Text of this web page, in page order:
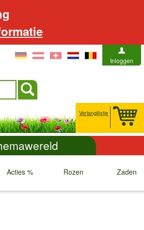
Inloggen
Verlanglijstje
Acties % Rozen
↓
Zaden
↓